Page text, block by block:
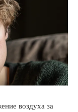
воздуха за